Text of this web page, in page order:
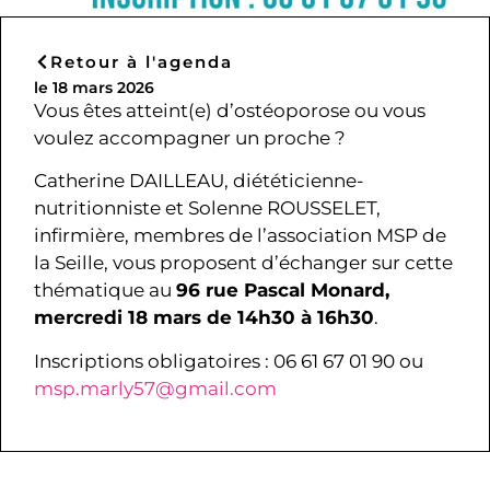
Retour à l'agenda
le 18 mars 2026
Vous êtes atteint(e) d’ostéoporose ou vous
voulez accompagner un proche ?
Catherine DAILLEAU, diététicienne-
nutritionniste et Solenne ROUSSELET,
infirmière, membres de l’association MSP de
la Seille, vous proposent d’échanger sur cette
thématique au 96 rue Pascal Monard,
mercredi 18 mars de 14h30 à 16h30.
Inscriptions obligatoires : 06 61 67 01 90 ou
msp.marly57@gmail.com